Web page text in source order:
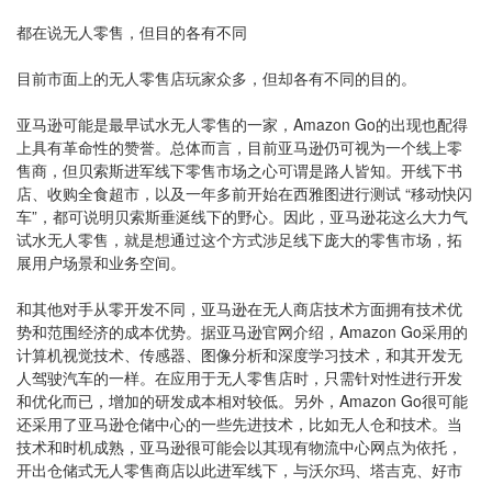
都在说无人零售，但目的各有不同
目前市面上的无人零售店玩家众多，但却各有不同的目的。
亚马逊可能是最早试水无人零售的一家，Amazon Go的出现也配得
上具有革命性的赞誉。总体而言，目前亚马逊仍可视为一个线上零
售商，但贝索斯进军线下零售市场之心可谓是路人皆知。开线下书
店、收购全食超市，以及一年多前开始在西雅图进行测试 “移动快闪
车”，都可说明贝索斯垂涎线下的野心。因此，亚马逊花这么大力气
试水无人零售，就是想通过这个方式涉足线下庞大的零售市场，拓
展用户场景和业务空间。
和其他对手从零开发不同，亚马逊在无人商店技术方面拥有技术优
势和范围经济的成本优势。据亚马逊官网介绍，Amazon Go采用的
计算机视觉技术、传感器、图像分析和深度学习技术，和其开发无
人驾驶汽车的一样。在应用于无人零售店时，只需针对性进行开发
和优化而已，增加的研发成本相对较低。另外，Amazon Go很可能
还采用了亚马逊仓储中心的一些先进技术，比如无人仓和技术。当
技术和时机成熟，亚马逊很可能会以其现有物流中心网点为依托，
开出仓储式无人零售商店以此进军线下，与沃尔玛、塔吉克、好市